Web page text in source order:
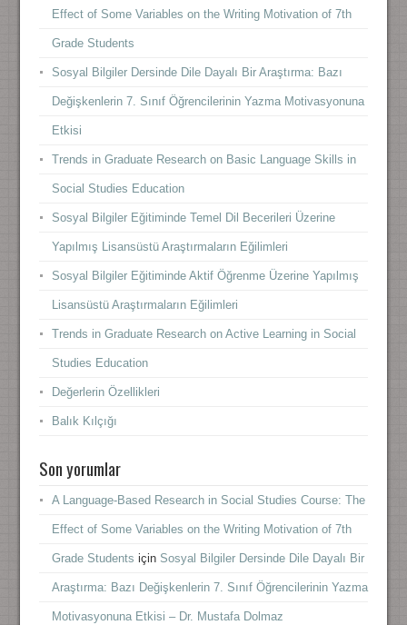
Effect of Some Variables on the Writing Motivation of 7th
Grade Students
Sosyal Bilgiler Dersinde Dile Dayalı Bir Araştırma: Bazı
Değişkenlerin 7. Sınıf Öğrencilerinin Yazma Motivasyonuna
Etkisi
Trends in Graduate Research on Basic Language Skills in
Social Studies Education
Sosyal Bilgiler Eğitiminde Temel Dil Becerileri Üzerine
Yapılmış Lisansüstü Araştırmaların Eğilimleri
Sosyal Bilgiler Eğitiminde Aktif Öğrenme Üzerine Yapılmış
Lisansüstü Araştırmaların Eğilimleri
Trends in Graduate Research on Active Learning in Social
Studies Education
Değerlerin Özellikleri
Balık Kılçığı
Son yorumlar
A Language-Based Research in Social Studies Course: The
Effect of Some Variables on the Writing Motivation of 7th
Grade Students için Sosyal Bilgiler Dersinde Dile Dayalı Bir
Araştırma: Bazı Değişkenlerin 7. Sınıf Öğrencilerinin Yazma
Motivasyonuna Etkisi – Dr. Mustafa Dolmaz